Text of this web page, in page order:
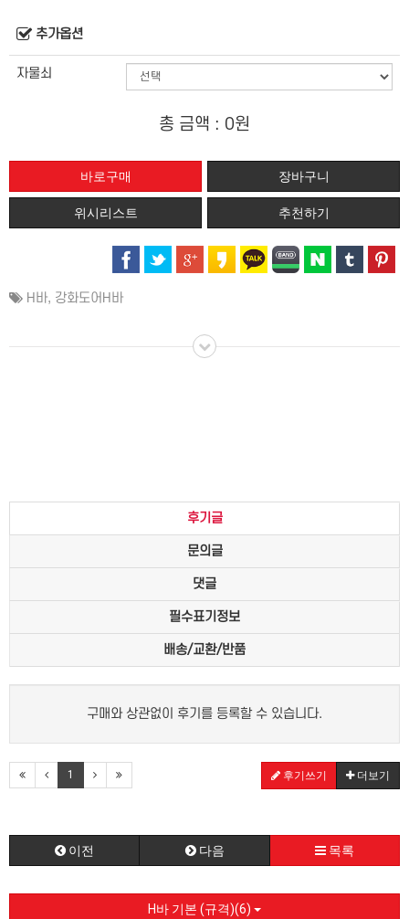
추가옵션
자물쇠
총 금액 : 0원
위시리스트 추천하기
H바, 강화도어H바
후기글
문의글
댓글
필수표기정보
배송/교환/반품
구매와 상관없이 후기를 등록할 수 있습니다.
1 후기쓰기 더보기
이전 다음 목록
H바 기본 (규격)(6)